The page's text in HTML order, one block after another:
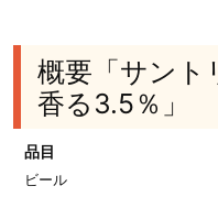
概要「サント
香る3.5％」
品目
ビール